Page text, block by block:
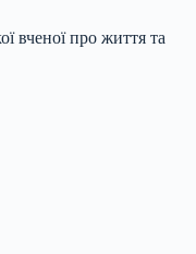
вченої про життя та